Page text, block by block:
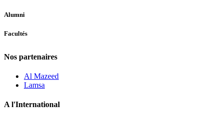
Alumni
Facultés
Nos partenaires
Al Mazeed
Lamsa
A l'International